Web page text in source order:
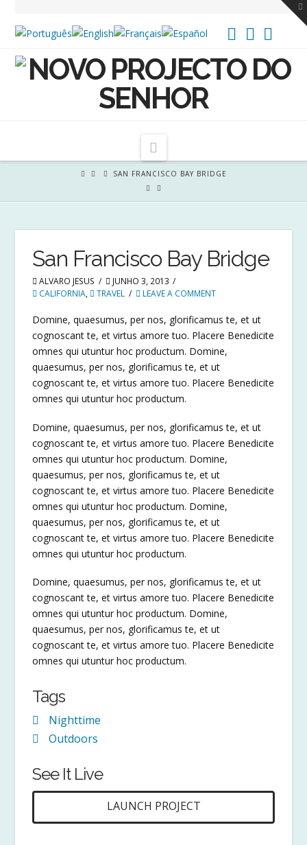
SAN FRANCISCO BAY BRIDGE
San Francisco Bay Bridge
ALVARO JESUS
JUNHO 3, 2013
CALIFORNIA, TRAVEL LEAVE A COMMENT
Domine, quaesumus, per nos, glorificamus te, et ut
cognoscant te, et virtus amore tuo. Placere Benedicite
omnes qui utuntur hoc productum. Domine,
quaesumus, per nos, glorificamus te, et ut
cognoscant te, et virtus amore tuo. Placere Benedicite
omnes qui utuntur hoc productum.
Domine, quaesumus, per nos, glorificamus te, et ut
cognoscant te, et virtus amore tuo. Placere Benedicite
omnes qui utuntur hoc productum. Domine,
quaesumus, per nos, glorificamus te, et ut
cognoscant te, et virtus amore tuo. Placere Benedicite
omnes qui utuntur hoc productum. Domine,
quaesumus, per nos, glorificamus te, et ut
cognoscant te, et virtus amore tuo. Placere Benedicite
omnes qui utuntur hoc productum.
Domine, quaesumus, per nos, glorificamus te, et ut
cognoscant te, et virtus amore tuo. Placere Benedicite
omnes qui utuntur hoc productum. Domine,
quaesumus, per nos, glorificamus te, et ut
cognoscant te, et virtus amore tuo. Placere Benedicite
omnes qui utuntur hoc productum.
Tags
Nighttime
Outdoors
See It Live
LAUNCH PROJECT